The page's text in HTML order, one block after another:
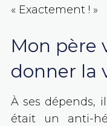
« Exactement ! »
Mon père
donner la
À ses dépends,
était un anti-